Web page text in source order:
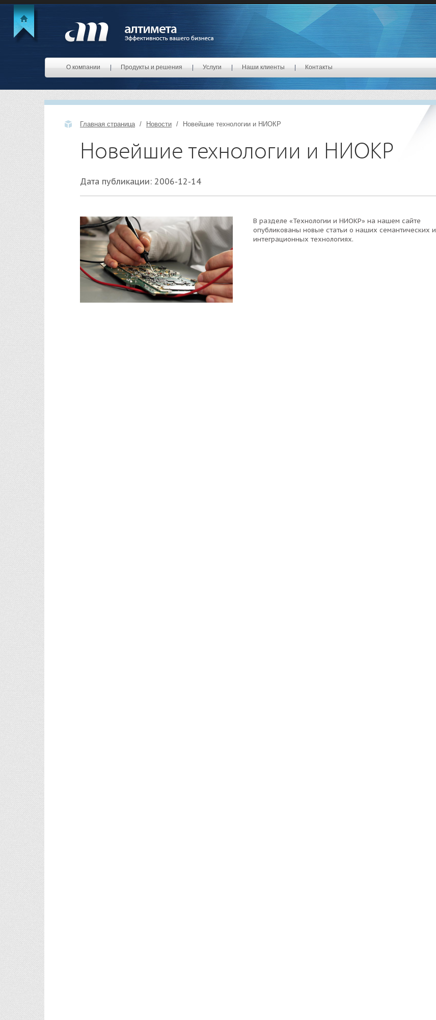
О компании Продукты и решения Услуги Наши клиенты Контакты
Главная страница Новости Новейшие технологии и НИОКР
Новейшие технологии и НИОКР
Дата публикации: 2006-12-14
В разделе «Технологии и НИОКР» на нашем сайте
опубликованы новые статьи о наших семантических и
интеграционных технологиях.